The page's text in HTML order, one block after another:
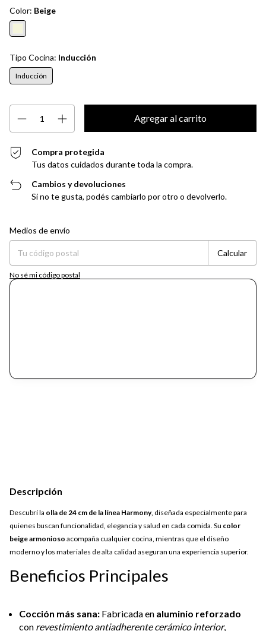
Color: Beige
Tipo Cocina: Inducción
Inducción
Compra protegida
Tus datos cuidados durante toda la compra.
Cambios y devoluciones
Si no te gusta, podés cambiarlo por otro o devolverlo.
Entregas para el CP:
Medios de envío
Calcular
No sé mi código postal
Descripción
Descubrí la olla de 24 cm de la línea Harmony, diseñada especialmente para
quienes buscan funcionalidad, elegancia y salud en cada comida. Su color
beige armonioso acompaña cualquier cocina, mientras que el diseño
moderno y los materiales de alta calidad aseguran una experiencia superior.
Beneficios Principales
Cocción más sana: Fabricada en aluminio reforzado
con revestimiento antiadherente cerámico interior,